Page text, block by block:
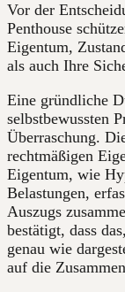
Vor der
Penthouse
Eigentum,
als auch Ihre
Eine gründliche
selbstbewussten
Überraschung.
rechtmäßigen
Eigentum, wie
Belastungen,
Auszugs
bestätigt, dass
genau wie
auf die